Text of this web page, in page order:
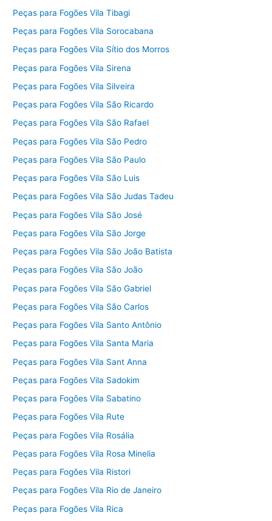
Peças para Fogões Vila Tibagi
Peças para Fogões Vila Sorocabana
Peças para Fogões Vila Sítio dos Morros
Peças para Fogões Vila Sirena
Peças para Fogões Vila Silveira
Peças para Fogões Vila São Ricardo
Peças para Fogões Vila São Rafael
Peças para Fogões Vila São Pedro
Peças para Fogões Vila São Paulo
Peças para Fogões Vila São Luis
Peças para Fogões Vila São Judas Tadeu
Peças para Fogões Vila São José
Peças para Fogões Vila São Jorge
Peças para Fogões Vila São João Batista
Peças para Fogões Vila São João
Peças para Fogões Vila São Gabriel
Peças para Fogões Vila São Carlos
Peças para Fogões Vila Santo Antônio
Peças para Fogões Vila Santa Maria
Peças para Fogões Vila Sant Anna
Peças para Fogões Vila Sadokim
Peças para Fogões Vila Sabatino
Peças para Fogões Vila Rute
Peças para Fogões Vila Rosália
Peças para Fogões Vila Rosa Minelia
Peças para Fogões Vila Ristori
Peças para Fogões Vila Rio de Janeiro
Peças para Fogões Vila Rica